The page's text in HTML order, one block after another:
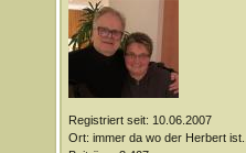
Registriert seit: 10.06.2007
Ort: immer da wo der Herbert ist...